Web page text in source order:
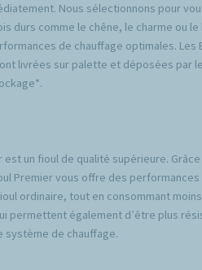
Nous sélectionnons pour
durs comme le chêne, le charme ou
de chauffage optimales. Les
livrées sur palette et déposées par
est un fioul de qualité supérieure.
Premier vous offre des
ordinaire, tout en consommant
permettent également d’être plus
de chauffage.